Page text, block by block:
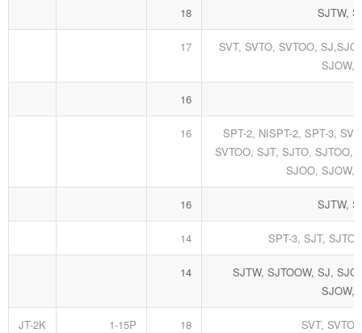
18 SJTW,
17
SVT, SVTO, SVTOO,
SJOW,
16
16
SPT-2, NISPT-2, SPT-3,
SVTOO, SJT, SJTO, SJTOO,
SJOO, SJOW,
16 SJTW,
14 SPT-3, SJT, SJTO,
14
SJTW, SJTOOW, SJ,
SJOW,
JT-2K 1-15P 18 SVT, SVTO,